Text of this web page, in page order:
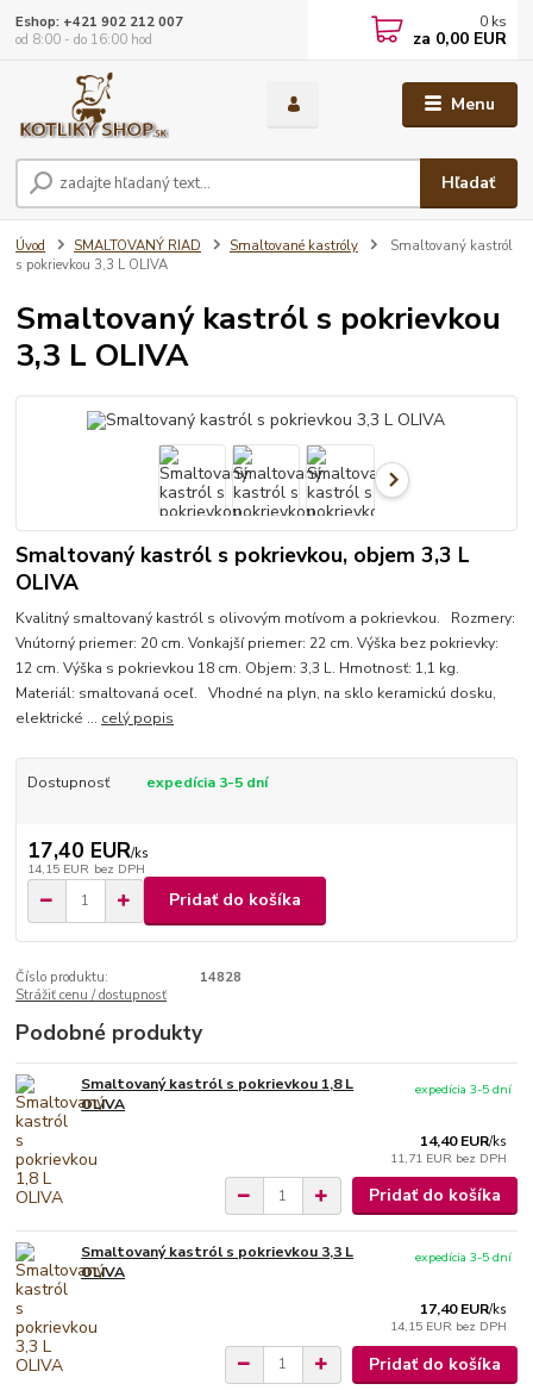
Menu
Hľadať
Eshop: +421 902 212 007
od 8:00 - do 16:00 hod
0 ks
za 0,00 EUR
Úvod SMALTOVANÝ RIAD Smaltované kastróly
Smaltovaný kastról
s pokrievkou 3,3 L OLIVA
Smaltovaný kastról s pokrievkou
3,3 L OLIVA
Smaltovaný kastról s pokrievkou, objem 3,3 L
OLIVA
Kvalitný smaltovaný kastról s olivovým motívom a pokrievkou. Rozmery:
Vnútorný priemer: 20 cm. Vonkajší priemer: 22 cm. Výška bez pokrievky:
12 cm. Výška s pokrievkou 18 cm. Objem: 3,3 L. Hmotnosť: 1,1 kg.
Materiál: smaltovaná oceľ. Vhodné na plyn, na sklo keramickú dosku,
elektrické ... celý popis
Dostupnosť expedícia 3-5 dní
17,40 EUR/ks
14,15 EUR bez DPH
Pridať do košíka
Číslo produktu:
14828
Strážiť cenu / dostupnosť
Podobné produkty
Smaltovaný kastról s pokrievkou 1,8 L
OLIVA
14,40 EUR/ks
11,71 EUR bez DPH
expedícia 3-5 dní
Pridať do košíka
Smaltovaný kastról s pokrievkou 3,3 L
OLIVA
17,40 EUR/ks
14,15 EUR bez DPH
expedícia 3-5 dní
Pridať do košíka